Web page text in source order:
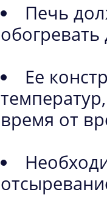
Печь
обогревать
Ее
время от